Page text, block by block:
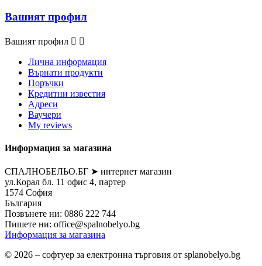
Вашият профил
Вашият профил  
Лична информация
Върнати продукти
Поръчки
Кредитни известия
Адреси
Ваучери
My reviews
Информация за магазина
СПАЛНОБЕЛЬО.БГ ➤ интернет магазин
ул.Корал бл. 11 офис 4, партер
1574 София
България
Позвънете ни: 0886 222 744
Пишете ни: office@spalnobelyo.bg
Информация за магазина
© 2026 – софтуер за електронна търговия от splanobelyo.bg